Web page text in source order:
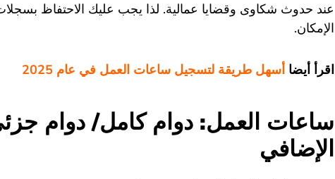
عند حدوث شكاوى وقضايا عمالية. لذا يجب عليك الاحتفاظ
الإمكان.
اقرأ أيضا أسهل طريقة لتسجيل ساعات العمل في عام 2025
ساعات العمل: دوام كامل/ دوام
الإضافي